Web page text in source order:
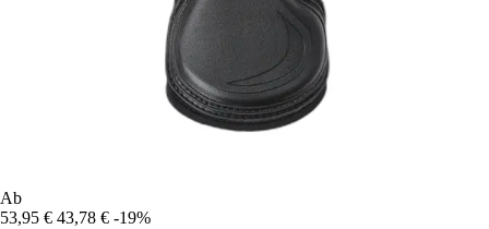
Ab
53,95 € 43,78 € -19%